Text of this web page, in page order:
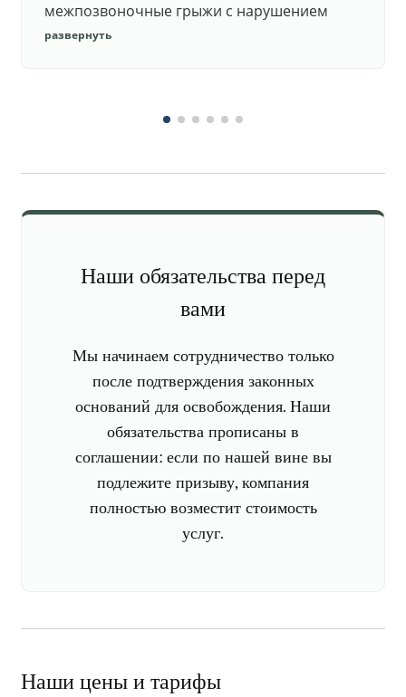
межпозвоночные грыжи с нарушением
функций. Юристы подготовили документы,
развернуть
Наши обязательства перед
вами
Мы начинаем сотрудничество только
после подтверждения законных
оснований для освобождения. Наши
обязательства прописаны в
соглашении: если по нашей вине вы
подлежите призыву, компания
полностью возместит стоимость
услуг.
Наши цены и тарифы